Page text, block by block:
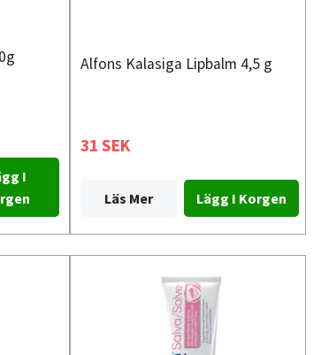
I
Alfons Kalasiga Lipbalm 4,5 g
31 SEK
Läs Mer